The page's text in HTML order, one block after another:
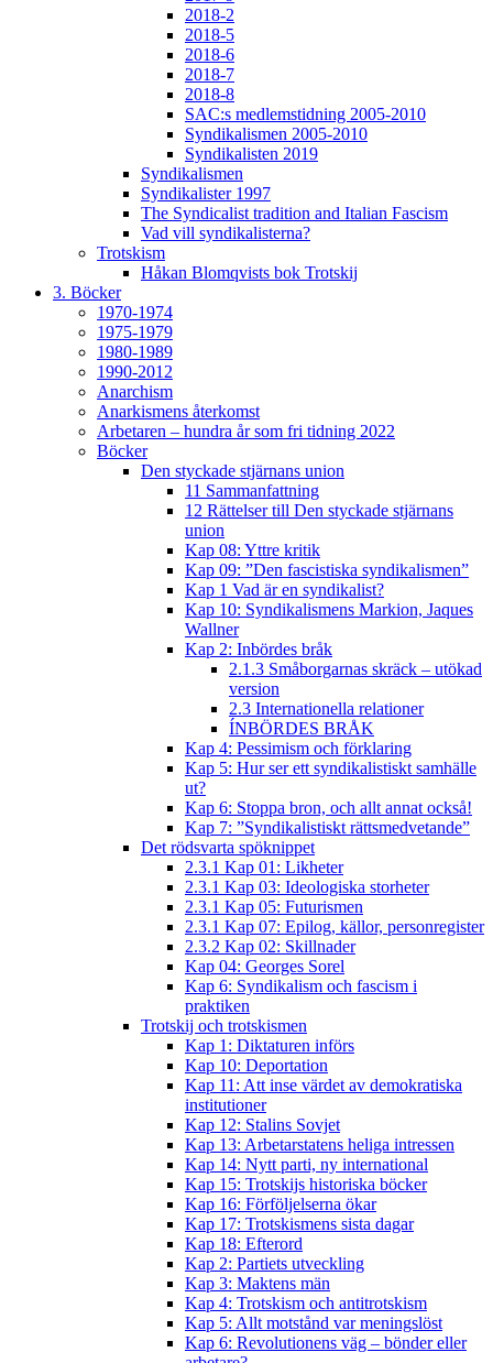
2018-2
2018-5
2018-6
2018-7
2018-8
SAC:s medlemstidning 2005-2010
Syndikalismen 2005-2010
Syndikalisten 2019
Syndikalismen
Syndikalister 1997
The Syndicalist tradition and Italian Fascism
Vad vill syndikalisterna?
Trotskism
Håkan Blomqvists bok Trotskij
3. Böcker
1970-1974
1975-1979
1980-1989
1990-2012
Anarchism
Anarkismens återkomst
Arbetaren – hundra år som fri tidning 2022
Böcker
Den styckade stjärnans union
11 Sammanfattning
12 Rättelser till Den styckade stjärnans
union
Kap 08: Yttre kritik
Kap 09: ”Den fascistiska syndikalismen”
Kap 1 Vad är en syndikalist?
Kap 10: Syndikalismens Markion, Jaques
Wallner
Kap 2: Inbördes bråk
2.1.3 Småborgarnas skräck – utökad
version
2.3 Internationella relationer
ÍNBÖRDES BRÅK
Kap 4: Pessimism och förklaring
Kap 5: Hur ser ett syndikalistiskt samhälle
ut?
Kap 6: Stoppa bron, och allt annat också!
Kap 7: ”Syndikalistiskt rättsmedvetande”
Det rödsvarta spöknippet
2.3.1 Kap 01: Likheter
2.3.1 Kap 03: Ideologiska storheter
2.3.1 Kap 05: Futurismen
2.3.1 Kap 07: Epilog, källor, personregister
2.3.2 Kap 02: Skillnader
Kap 04: Georges Sorel
Kap 6: Syndikalism och fascism i
praktiken
Trotskij och trotskismen
Kap 1: Diktaturen införs
Kap 10: Deportation
Kap 11: Att inse värdet av demokratiska
institutioner
Kap 12: Stalins Sovjet
Kap 13: Arbetarstatens heliga intressen
Kap 14: Nytt parti, ny international
Kap 15: Trotskijs historiska böcker
Kap 16: Förföljelserna ökar
Kap 17: Trotskismens sista dagar
Kap 18: Efterord
Kap 2: Partiets utveckling
Kap 3: Maktens män
Kap 4: Trotskism och antitrotskism
Kap 5: Allt motstånd var meningslöst
Kap 6: Revolutionens väg – bönder eller